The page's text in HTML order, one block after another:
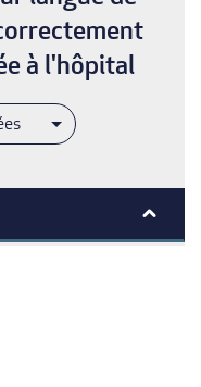
à l'hôpital